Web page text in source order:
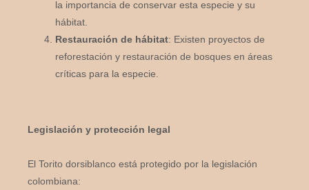
la importancia de conservar esta especie y su
hábitat.
Restauración de hábitat: Existen proyectos de
reforestación y restauración de bosques en áreas
críticas para la especie.
Legislación y protección legal
El Torito dorsiblanco está protegido por la legislación
colombiana: